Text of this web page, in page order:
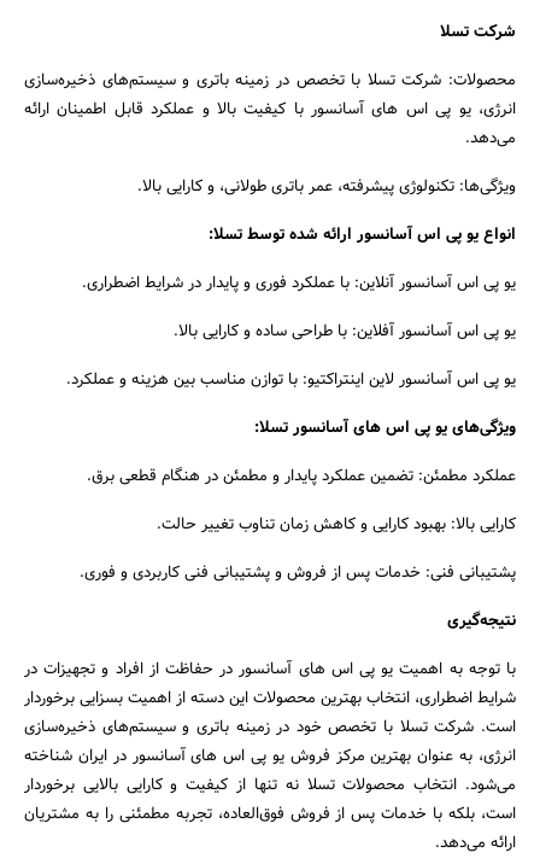
شرکت تسلا
محصولات: شرکت تسلا با تخصص در زمینه باتری و سیستم‌های ذخیره‌سازی
انرژی، یو پی اس های آسانسور با کیفیت بالا و عملکرد قابل اطمینان ارائه
می‌دهد.
ویژگی‌ها: تکنولوژی پیشرفته، عمر باتری طولانی، و کارایی بالا.
انواع یو پی اس آسانسور ارائه شده توسط تسلا:
یو پی اس آسانسور آنلاین: با عملکرد فوری و پایدار در شرایط اضطراری.
یو پی اس آسانسور آفلاین: با طراحی ساده و کارایی بالا.
یو پی اس آسانسور لاین اینتراکتیو: با توازن مناسب بین هزینه و عملکرد.
ویژگی‌های یو پی اس های آسانسور تسلا:
عملکرد مطمئن: تضمین عملکرد پایدار و مطمئن در هنگام قطعی برق.
کارایی بالا: بهبود کارایی و کاهش زمان تناوب تغییر حالت.
پشتیبانی فنی: خدمات پس از فروش و پشتیبانی فنی کاربردی و فوری.
نتیجه‌گیری
با توجه به اهمیت یو پی اس های آسانسور در حفاظت از افراد و تجهیزات در
شرایط اضطراری، انتخاب بهترین محصولات این دسته از اهمیت بسزایی برخوردار
است. شرکت تسلا با تخصص خود در زمینه باتری و سیستم‌های ذخیره‌سازی
انرژی، به عنوان بهترین مرکز فروش یو پی اس های آسانسور در ایران شناخته
می‌شود. انتخاب محصولات تسلا نه تنها از کیفیت و کارایی بالایی برخوردار
است، بلکه با خدمات پس از فروش فوق‌العاده، تجربه مطمئنی را به مشتریان
ارائه می‌دهد.